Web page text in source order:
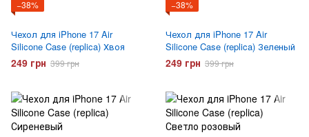
−38%
Чехол для iPhone 17 Air
Silicone Case (replica) Хвоя
249 грн 399 грн
−38%
Чехол для iPhone 17 Air
Silicone Case (replica) Зеленый
249 грн 399 грн